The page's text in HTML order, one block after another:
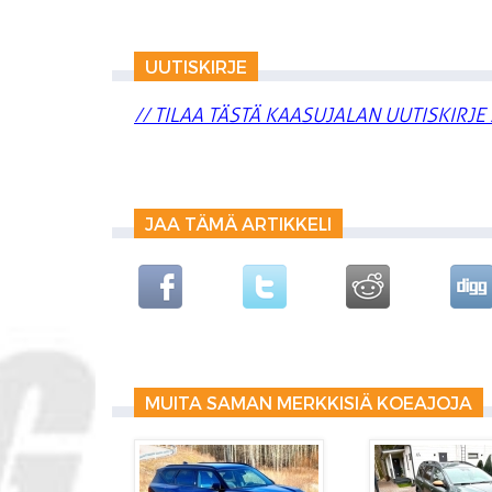
UUTISKIRJE
// TILAA TÄSTÄ KAASUJALAN
JAA TÄMÄ ARTIKKELI
MUITA SAMAN MERKKISIÄ KOEAJOJA